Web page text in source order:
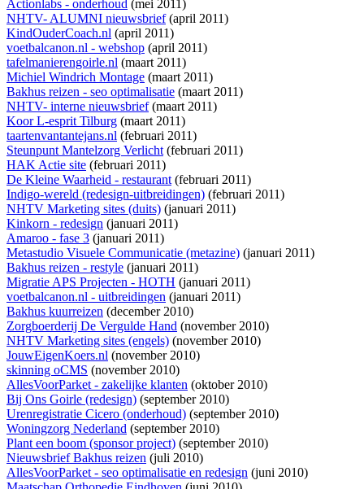
Actionlabs - onderhoud (mei 2011)
NHTV- ALUMNI nieuwsbrief(april 2011)
KindOuderCoach.nl (april 2011)
voetbalcanon.nl - webshop (april 2011)
tafelmanierengoirle.nl (maart 2011)
Michiel Windrich Montage (maart 2011)
Bakhus reizen - seo optimalisatie (maart 2011)
NHTV- interne nieuwsbrief(maart 2011)
Koor L-esprit Tilburg (maart 2011)
taartenvantantejans.nl (februari 2011)
Steunpunt Mantelzorg Verlicht(februari 2011)
HAK Actie site (februari 2011)
De Kleine Waarheid - restaurant(februari 2011)
Indigo-wereld (redesign-uitbreidingen) (februari 2011)
NHTV Marketing sites (duits) (januari 2011)
Kinkorn - redesign (januari 2011)
Amaroo - fase 3 (januari 2011)
Metastudio Visuele Communicatie (metazine) (januari 2011)
Bakhus reizen - restyle (januari 2011)
Migratie APS Projecten - HOTH (januari 2011)
voetbalcanon.nl - uitbreidingen (januari 2011)
Bakhus kuurreizen (december 2010)
Zorgboerderij De Vergulde Hand (november 2010)
NHTV Marketing sites (engels) (november 2010)
JouwEigenKoers.nl (november 2010)
skinning oCMS (november 2010)
AllesVoorParket - zakelijke klanten (oktober 2010)
Bij Ons Goirle (redesign) (september 2010)
Urenregistratie Cicero (onderhoud) (september 2010)
Woningzorg Nederland (september 2010)
Plant een boom (sponsor project) (september 2010)
Nieuwsbrief Bakhus reizen (juli 2010)
AllesVoorParket - seo optimalisatie en redesign (juni 2010)